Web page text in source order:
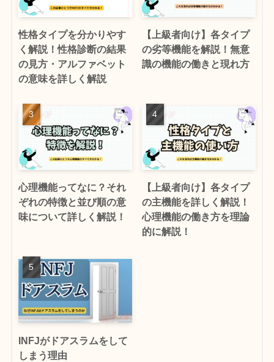
性格タイプを分かりやす
く解説！性格診断の結果
の見方・アルファベット
の意味を詳しく解説
【上級者向け】各タイプ
の劣等機能を解説！無意
識の機能の働きと現れ方
心理機能ってなに？それ
ぞれの特徴と並び順の意
味について詳しく解説！
【上級者向け】各タイプ
の主機能を詳しく解説！
心理機能の働き方を理論
的に解説！
INFJがドアスラムをして
しまう理由